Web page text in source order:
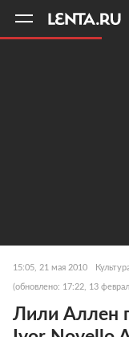
15:05, 21 мая 2010
(обновлено: 17:22, 13
Лили Аллен